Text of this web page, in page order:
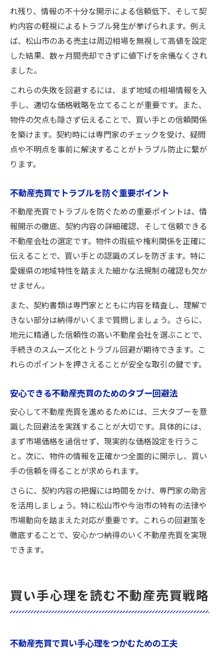
れ残り、情報の不十分な開示による信頼低下、そして契
約内容の軽視によるトラブル発生が挙げられます。例え
ば、松山市のある売主は周辺相場を無視して高値を設定
した結果、数ヶ月間売却できずに値下げを余儀なくされ
ました。
これらの失敗を回避するには、まず地域の相場情報を入
手し、適切な価格戦略を立てることが重要です。また、
物件の欠点も隠さず伝えることで、買い手との信頼関係
を築けます。契約時には専門家のチェックを受け、疑問
点や不明点を事前に解決することがトラブル防止に繋が
ります。
不動産売買でトラブルを防ぐ重要ポイント
不動産売買でトラブルを防ぐための重要ポイントは、情
報開示の徹底、契約内容の詳細確認、そして信頼できる
不動産会社の選定です。物件の瑕疵や権利関係を正確に
伝えることで、買い手との認識のズレを防ぎます。特に
愛媛県の地域特性を踏まえた細かな法規制の確認も欠か
せません。
また、契約書類は専門家とともに内容を精査し、理解で
きない部分は納得がいくまで質問しましょう。さらに、
地元に精通した信頼性の高い不動産会社を選ぶことで、
手続きのスムーズ化とトラブル回避が期待できます。こ
れらのポイントを押さえることが安全な取引の鍵です。
安心できる不動産売買のためのタブー回避法
安心して不動産売買を進めるためには、三大タブーを意
識した回避法を実践することが大切です。具体的には、
まず市場価格を過信せず、現実的な価格設定を行うこ
と。次に、物件の情報を正確かつ全面的に開示し、買い
手の信頼を得ることが求められます。
さらに、契約内容の把握には時間をかけ、専門家の助言
を活用しましょう。特に松山市や今治市の特有の法律や
市場動向を踏まえた対応が重要です。これらの回避策を
徹底することで、安心かつ納得のいく不動産売買を実現
できます。
買い手心理を読む不動産売買戦略
不動産売買で買い手心理をつかむための工夫